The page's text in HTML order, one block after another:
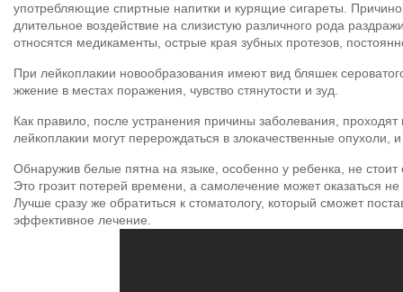
употребляющие спиртные напитки и курящие сигареты.
длительное воздействие на слизистую различного рода
относятся медикаменты, острые края зубных протезов,
При лейкоплакии новообразования имеют вид бляшек
жжение в местах поражения, чувство стянутости и зуд.
Как правило, после устранения причины заболевания,
лейкоплакии могут перерождаться в злокачественные опухоли,
Обнаружив белые пятна на языке, особенно у ребенка, не стоит
Это грозит потерей времени, а самолечение может оказаться
Лучше сразу же обратиться к стоматологу, который сможет
эффективное лечение.